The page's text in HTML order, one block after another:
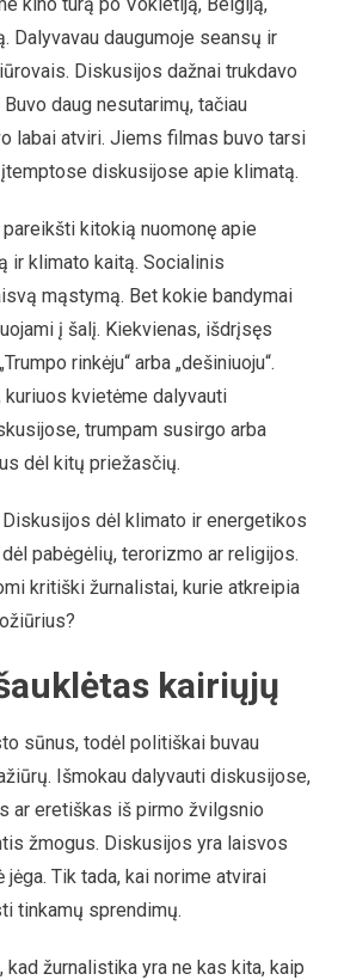
Dalyvavau daugumoje seansų ir
Diskusijos dažnai trukdavo
daug nesutarimų, tačiau
labai atviri. Jiems filmas buvo tarsi
diskusijose apie klimatą.
kitokią nuomonę apie
ir klimato kaitą. Socialinis
mąstymą. Bet kokie bandymai
į šalį. Kiekvienas, išdrįsęs
rinkėju“ arba „dešiniuoju“.
kvietėme dalyvauti
trumpam susirgo arba
dėl kitų priežasčių.
Diskusijos dėl klimato ir energetikos
pabėgėlių, terorizmo ar religijos.
kritiški žurnalistai, kurie atkreipia
kairiųjų
sūnus, todėl politiškai buvau
Išmokau dalyvauti diskusijose,
ar eretiškas iš pirmo žvilgsnio
žmogus. Diskusijos yra laisvos
Tik tada, kai norime atvirai
tinkamų sprendimų.
kad žurnalistika yra ne kas kita, kaip